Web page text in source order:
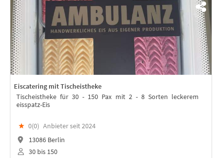
Eiscatering mit Tischeistheke
Tischeistheke für 30 - 150 Pax mit 2 - 8 Sorten leckerem
eisspatz-Eis
★ 0(0) Anbieter seit 2024
13086 Berlin
30 bis 150